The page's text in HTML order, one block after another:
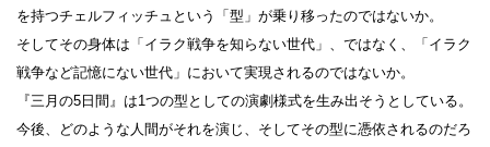
を持つチェルフィッチュという「型」が乗り移ったのではないか。
そしてその身体は「イラク戦争を知らない世代」、ではなく、「イラク
戦争など記憶にない世代」において実現されるのではないか。
『三月の5日間』は1つの型としての演劇様式を生み出そうとしている。
今後、どのような人間がそれを演じ、そしてその型に憑依されるのだろ